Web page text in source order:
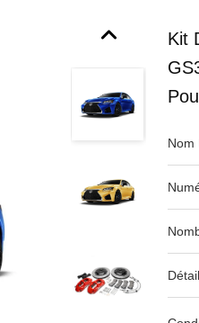
Kit
Nom